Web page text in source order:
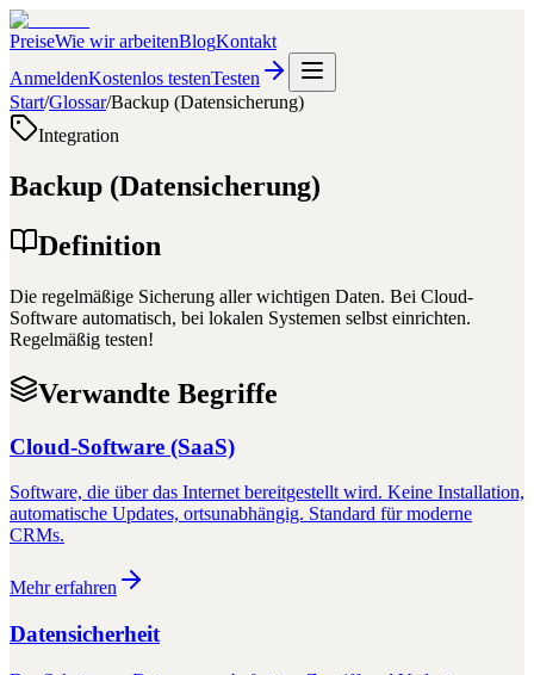
PreiseWie wir arbeitenBlogKontakt
AnmeldenKostenlos testenTesten
Start/Glossar/Backup (Datensicherung)
Integration
Backup (Datensicherung)
Definition
Die regelmäßige Sicherung aller wichtigen Daten. Bei Cloud-
Software automatisch, bei lokalen Systemen selbst einrichten.
Regelmäßig testen!
Verwandte Begriffe
Cloud-Software (SaaS)
Software, die über das Internet bereitgestellt wird. Keine Installation,
automatische Updates, ortsunabhängig. Standard für moderne
CRMs.
Mehr erfahren
Datensicherheit